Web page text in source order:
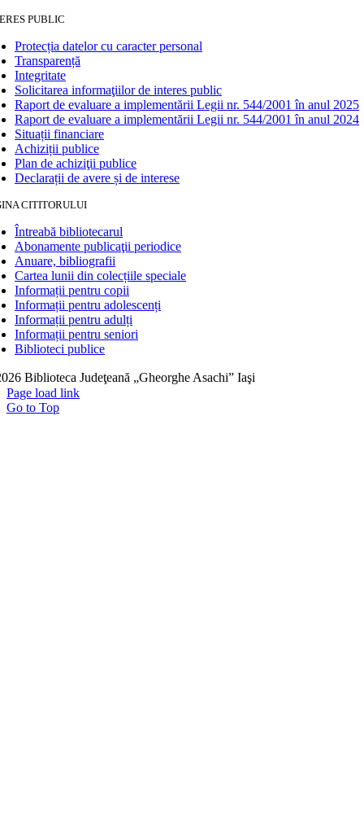
PUBLIC
Protecția datelor cu caracter personal
Transparență
Integritate
Solicitarea informaţiilor de interes public
Raport de evaluare a implementării Legii nr. 544/2001 în anul 2025
Raport de evaluare a implementării Legii nr. 544/2001 în anul 2024
Situații financiare
Achiziții publice
Plan de achiziţii publice
Declarații de avere și de interese
CITITORULUI
Întreabă bibliotecarul
Abonamente publicaţii periodice
Anuare, bibliografii
Cartea lunii din colecțiile speciale
Informații pentru copii
Informații pentru adolescenți
Informații pentru adulți
Informații pentru seniori
Biblioteci publice
Biblioteca Judeţeană „Gheorghe Asachi” Iaşi
Page load link
Go to Top